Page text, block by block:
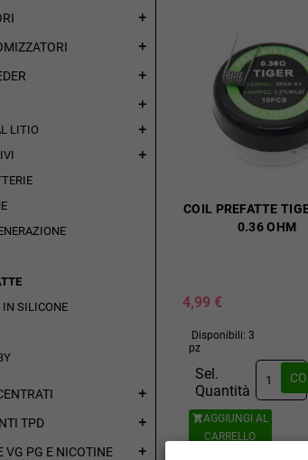
add
add
add
add
LITIO add
add
IN SILICONE
add
TPD add
VG PG E NICOTINE add
COIL PREFATTE
0.36 OHM
4,99 €
Disponibili: 3
pz
Sel.
Quantità
AGGIUNGI AL
CARRELLO